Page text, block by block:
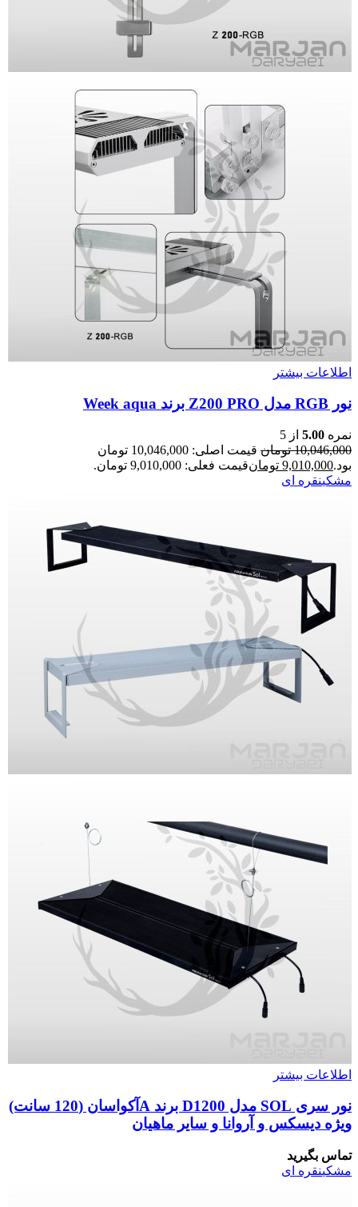
اطلاعات بیشتر
نور RGB مدل Z200 PRO برند Week aqua
نمره 5.00 از 5
10,046,000 تومان
قیمت اصلی: 10,046,000 تومان
بود.9,010,000 تومانقیمت فعلی: 9,010,000 تومان.
مشکینقره ای
اطلاعات بیشتر
نور سری SOL مدل D1200 برند Aآکواسان (120 سانت)
ویژه دیسکس و آروانا و سایر ماهیان
تماس بگیرید
مشکینقره ای